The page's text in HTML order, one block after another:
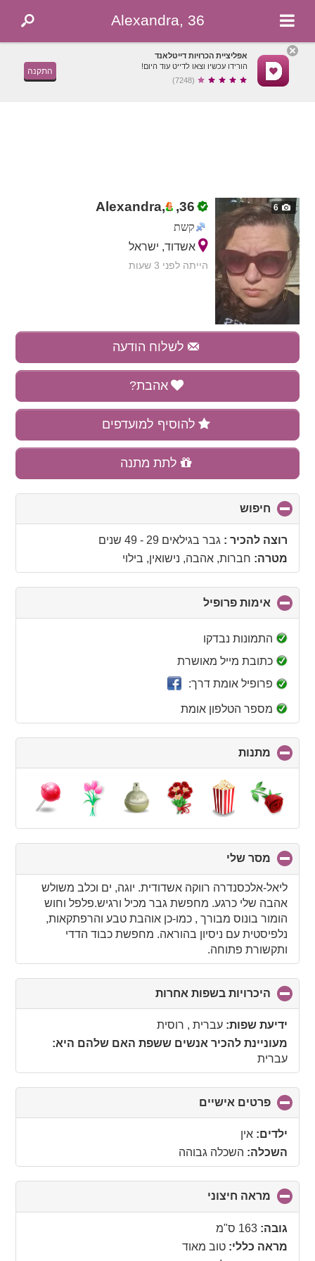
Alexandra, 36
אפליציית הכרויות דייטלאנד
הורידו עכשיו וצאו לדייט עוד היום!
(7248)
התקנה
6
Alexandra, ,36
קשת
אשדוד, ישראל
הייתה לפני 3 שעות
לשלוח הודעה
אהבת?
להוסיף למועדפים
לתת מתנה
חיפוש
to
collapseרוצה להכיר : גבר בגילאים 29 - 49 שנים
מטרה: חברות, אהבה, נישואין, בילוי
אימות פרופיל
to
התמונות נבדקו
כתובת מייל מאושרת
פרופיל אומת דרך:
מספר הטלפון אומת
מתנות
to
collapse
contents
מסר שלי
to
collapse
contents
ליאל-אלכסנדרה רווקה אשדודית. יוגה, ים וכלב משולש
אהבה שלי כרגע. מחפשת גבר מכיל ורגיש.פלפל וחוש
הומור בונוס מבורך , כמו-כן אוהבת טבע והרפתקאות,
נלפיסטית עם ניסיון בהוראה. מחפשת כבוד הדדי
ותקשורת פתוחה.
היכרויות בשפות אחרות
to
ידיעת שפות: עברית , רוסית
מעוניינת להכיר אנשים ששפת האם שלהם היא:
עברית
פרטים אישיים
to
ילדים: אין
השכלה: השכלה גבוהה
מראה חיצוני
to
גובה: 163 ס"מ
מראה כללי: טוב מאוד